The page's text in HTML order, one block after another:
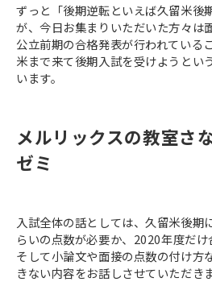
ずっと「後期逆転といえば久留米後
が、今日お集まりいただいた方々は
公立前期の合格発表が行われている
米まで来て後期入試を受けようとい
います。
メルリックスの教室さ
ゼミ
入試全体の話としては、久留米後期
らいの点数が必要か、2020年度だけ
そして小論文や面接の点数の付け方
きない内容をお話しさせていただき